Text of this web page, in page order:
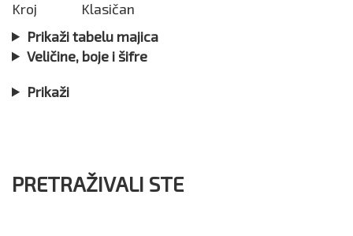
Kroj
Klasičan
Prikaži tabelu majica
Veličine, boje i šifre
Prikaži
PRETRAŽIVALI STE